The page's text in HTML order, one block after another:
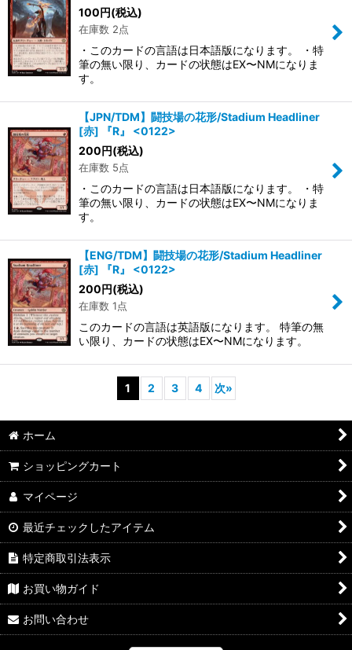
100円(税込)
在庫数 2点
・このカードの言語は日本語版になります。 ・特
筆の無い限り、カードの状態はEX〜NMになりま
す。
【JPN/TDM】闘技場の花形/Stadium Headliner
[赤] 『R』 <0122>
200円(税込)
在庫数 5点
・このカードの言語は日本語版になります。 ・特
筆の無い限り、カードの状態はEX〜NMになりま
す。
【ENG/TDM】闘技場の花形/Stadium Headliner
[赤] 『R』 <0122>
200円(税込)
在庫数 1点
このカードの言語は英語版になります。 特筆の無
い限り、カードの状態はEX〜NMになります。
1 2 3 4 次»
ホーム
ショッピングカート
マイページ
最近チェックしたアイテム
特定商取引法表示
お買い物ガイド
お問い合わせ